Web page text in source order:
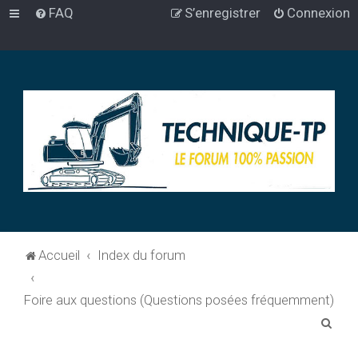
FAQ Connexion
S’enregistrer
Accueil Index du forum
Foire aux questions (Questions posées fréquemment)